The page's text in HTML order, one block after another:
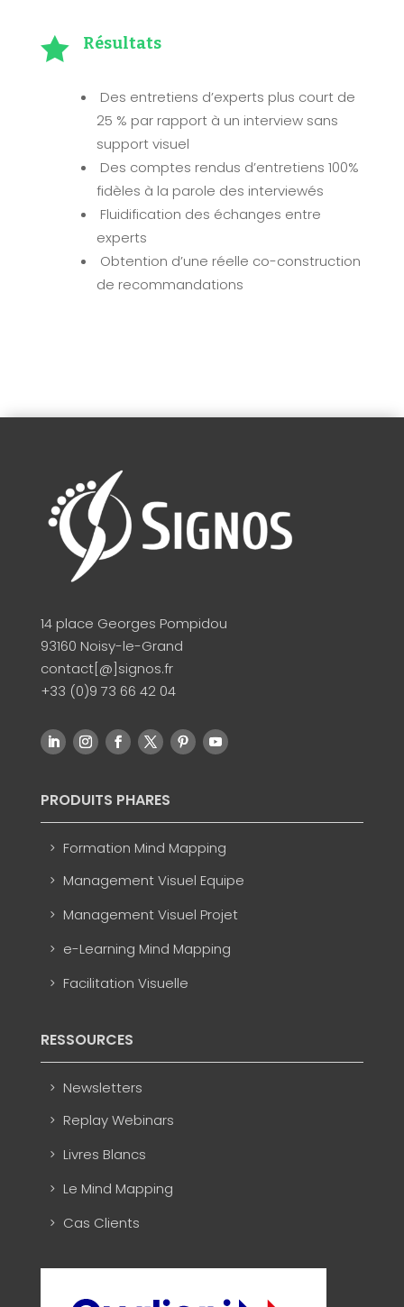
 Résultats
Des entretiens d’experts plus court de
25 % par rapport à un interview sans
support visuel
Des comptes rendus d’entretiens 100%
fidèles à la parole des interviewés
Fluidification des échanges entre
experts
Obtention d’une réelle co-construction
de recommandations
14 place Georges Pompidou
93160 Noisy-le-Grand
contact[@]signos.fr
+33 (0)9 73 66 42 04
PRODUITS PHARES
Formation Mind Mapping
Management Visuel Equipe
Management Visuel Projet
e-Learning Mind Mapping
Facilitation Visuelle
RESSOURCES
Newsletters
Replay Webinars
Livres Blancs
Le Mind Mapping
Cas Clients